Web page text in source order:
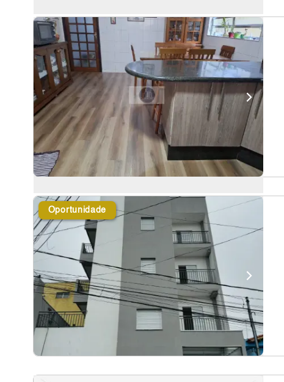
Oportunidade